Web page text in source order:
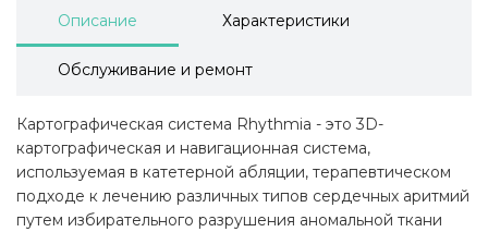
Описание Характеристики
Обслуживание и ремонт
Картографическая система Rhythmia - это 3D-
картографическая и навигационная система,
используемая в катетерной абляции, терапевтическом
подходе к лечению различных типов сердечных аритмий
путем избирательного разрушения аномальной ткани